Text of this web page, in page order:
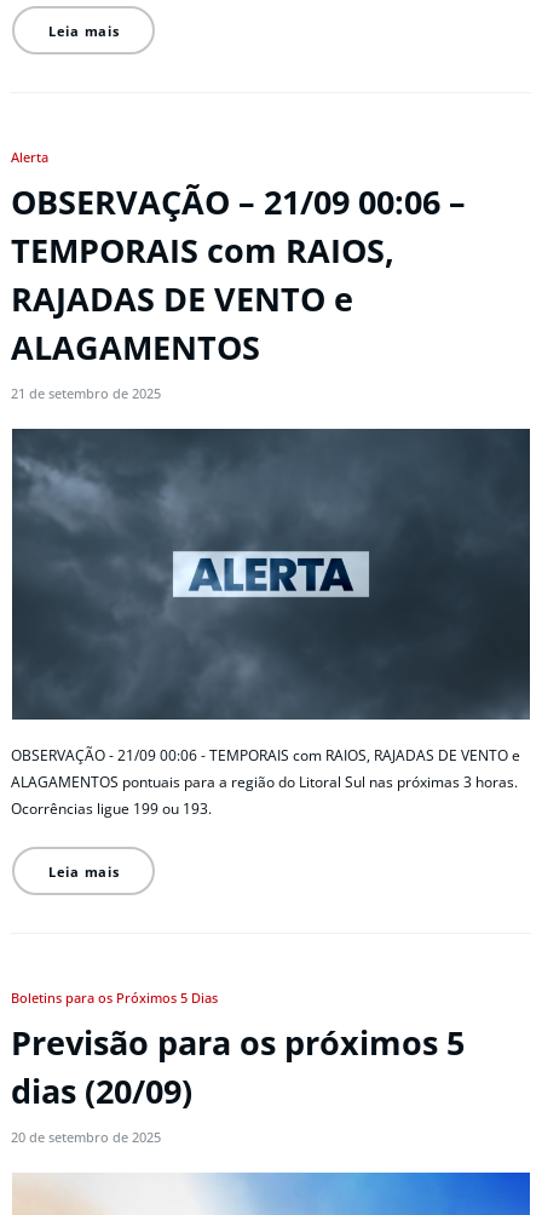
Leia mais
Alerta
OBSERVAÇÃO – 21/09 00:06 –
TEMPORAIS com RAIOS,
RAJADAS DE VENTO e
ALAGAMENTOS
21 de setembro de 2025
OBSERVAÇÃO - 21/09 00:06 - TEMPORAIS com RAIOS, RAJADAS DE VENTO e
ALAGAMENTOS pontuais para a região do Litoral Sul nas próximas 3 horas.
Ocorrências ligue 199 ou 193.
Leia mais
Boletins para os Próximos 5 Dias
Previsão para os próximos 5
dias (20/09)
20 de setembro de 2025